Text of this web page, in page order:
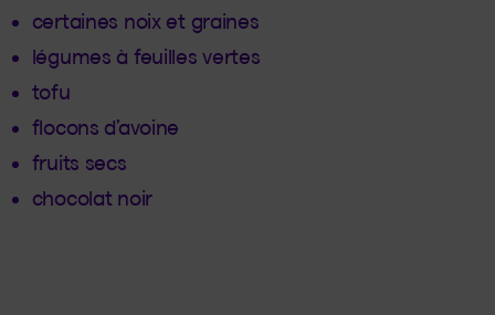
certaines noix et graines
légumes à feuilles vertes
tofu
flocons d’avoine
fruits secs
chocolat noir